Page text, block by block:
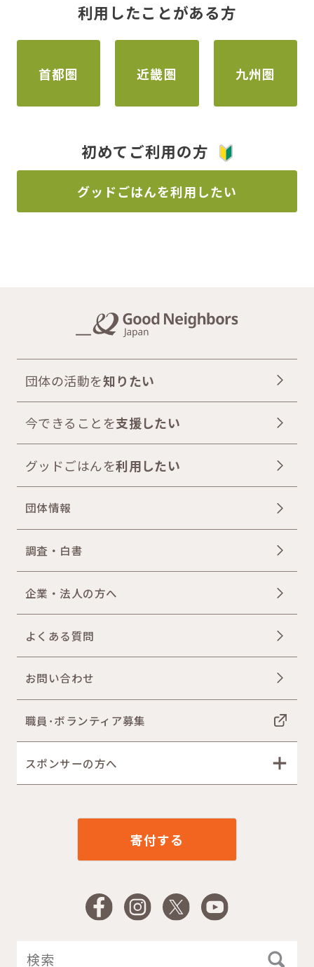
利用したことがある方
首都圏 近畿圏 九州圏
初めてご利用の方
グッドごはんを利用したい
団体の活動を知りたい
今できることを支援したい
グッドごはんを利用したい
団体情報
調査・白書
企業・法人の方へ
よくある質問
お問い合わせ
職員･ボランティア募集
スポンサーの方へ
寄付する
FacebookInstagram
X YouTube